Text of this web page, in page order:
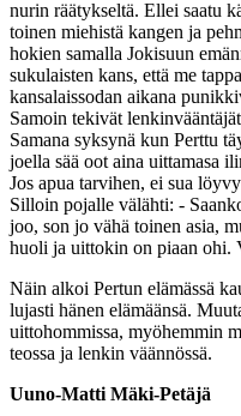
nurin räätykseltä. Ellei saatu
toinen miehistä kangen ja
hokien samalla Jokisuun
sukulaisten kans, että me
kansalaissodan aikana
Samoin tekivät
Samana syksynä kun Perttu
joella sää oot aina uittamasa
Jos apua tarvihen, ei sua
Silloin pojalle välähti: -
joo, son jo vähä toinen asia,
huoli ja uittokin on piaan ohi.
Näin alkoi Pertun elämässä
lujasti hänen elämäänsä.
uittohommissa, myöhemmin
teossa ja lenkin väännössä.
Uuno-Matti Mäki-Petäjä